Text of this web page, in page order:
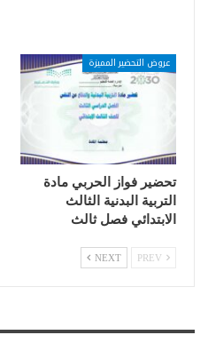
عروض التحضير المميزة
تحضير فواز الحربي مادة
التربية البدنية الثالث
الابتدائي فصل ثالث
NEXT